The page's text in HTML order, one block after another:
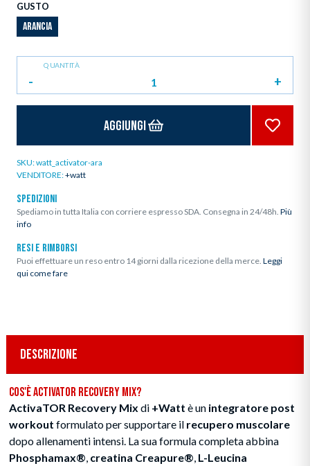
GUSTO
ARANCIA
QUANTITÀ
- +
Aggiungi
SKU:watt_activator-ara
VENDITORE:+watt
SPEDIZIONI
Spediamo in tutta Italia con corriere espresso SDA. Consegna in 24/48h. Più
info
RESI E RIMBORSI
Puoi effettuare un reso entro 14 giorni dalla ricezione della merce. Leggi
qui come fare
DESCRIZIONE
Cos'è ActivaTOR Recovery Mix?
ActivaTOR Recovery Mix di +Watt è un integratore post
workout formulato per supportare il recupero muscolare
dopo allenamenti intensi. La sua formula completa abbina
Phosphamax® creatina Creapure® L-Leucina